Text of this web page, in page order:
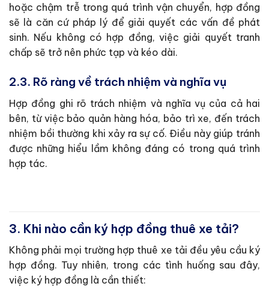
hoặc chậm trễ trong quá trình vận chuyển, hợp đồng
sẽ là căn cứ pháp lý để giải quyết các vấn đề phát
sinh. Nếu không có hợp đồng, việc giải quyết tranh
chấp sẽ trở nên phức tạp và kéo dài.
2.3. Rõ ràng về trách nhiệm và nghĩa vụ
Hợp đồng ghi rõ trách nhiệm và nghĩa vụ của cả hai
bên, từ việc bảo quản hàng hóa, bảo trì xe, đến trách
nhiệm bồi thường khi xảy ra sự cố. Điều này giúp tránh
được những hiểu lầm không đáng có trong quá trình
hợp tác.
3. Khi nào cần ký hợp đồng thuê xe tải?
Không phải mọi trường hợp thuê xe tải đều yêu cầu ký
hợp đồng. Tuy nhiên, trong các tình huống sau đây,
việc ký hợp đồng là cần thiết: